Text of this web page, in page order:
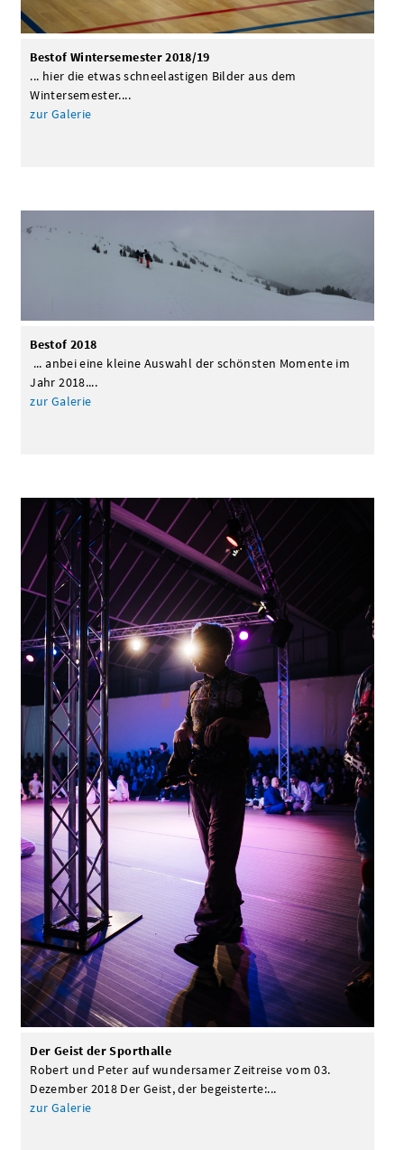
Bestof Wintersemester 2018/19
... hier die etwas schneelastigen Bilder aus dem
Wintersemester....
zur Galerie
Bestof 2018
... anbei eine kleine Auswahl der schönsten Momente im
Jahr 2018....
zur Galerie
Der Geist der Sporthalle
Robert und Peter auf wundersamer Zeitreise vom 03.
Dezember 2018 Der Geist, der begeisterte:...
zur Galerie